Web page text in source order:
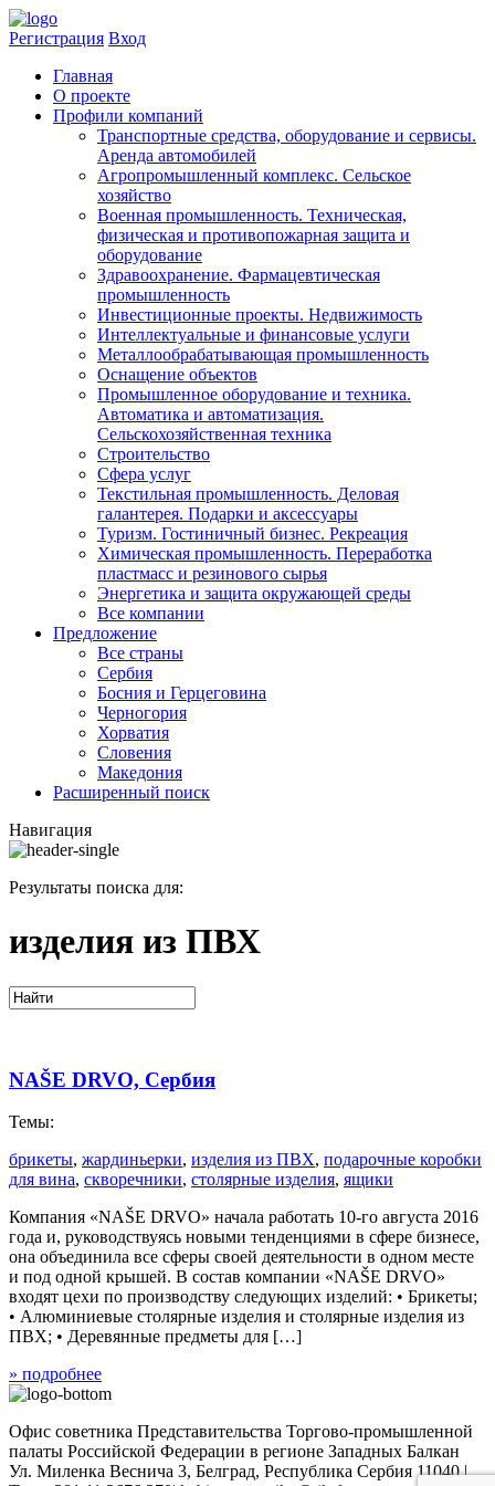
Регистрация Вход
Главная
​О проекте
Профили компаний
Транспортные средства, оборудование и сервисы.
Аренда автомобилей
Агропромышленный комплекс. Сельское
хозяйство
Военная промышленность. Техническая,
физическая и противопожарная защита и
оборудование
Здравоохранениe. Фармацевтическая
промышленность
Инвестиционные проекты. Недвижимость
Интеллектуальные и финансовые услуги
Металлообрабатывающая промышленность
Оснащение объектов
Промышленное оборудование и техника.
Автоматика и автоматизация.
Сельскохозяйственная техника
Строительство
Сфера услуг
Текстильная промышленность. Деловая
галантерея. Подарки и аксессуары
Туризм. Гостиничный бизнес. Рекреация
Химическая промышленность. Переработка
пластмасс и резинового сырья
Энергетика и защита окружающей среды
Все компании
Предложение
Все страны
Сербия
Босния и Герцеговина
Черногория
Хорватия
Словения
Македония
Расширенный поиск
Навигация
Результаты поиска для:
изделия из ПВХ
NAŠE DRVO, Сербия
Темы:
брикеты, жардиньерки, изделия из ПВХ, подарочные коробки
для вина, скворечники, столярные изделия, ящики
Компания «NAŠE DRVO» начала работать 10-го августа 2016
года и, руководствуясь новыми тенденциями в сфере бизнесe,
она объединила все сферы своей деятельности в одном месте
и под одной крышей. В состав компании «NAŠE DRVO»
входят цехи по производству следующих изделий: • Брикеты;
• Алюминиевые столярные изделия и столярные изделия из
ПВХ; • Деревянные предметы для […]
» подробнее
Офис советника Представительства Торгово-промышленной
палаты Российской Федерации в регионе Западных Балкан
Ул. Миленка Веснича 3, Белград, Республика Сербия 11040 |